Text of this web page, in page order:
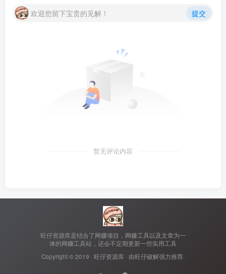
欢迎您留下宝贵的见解！ 提交
暂无评论内容
旺仔资源库是结合了网赚项目，网赚工具以及文章为一
体的网赚工具站，还会不定期更新一些实用工具
Copyright © 2019 · 旺仔资源库 · 由旺仔破解强力推荐.